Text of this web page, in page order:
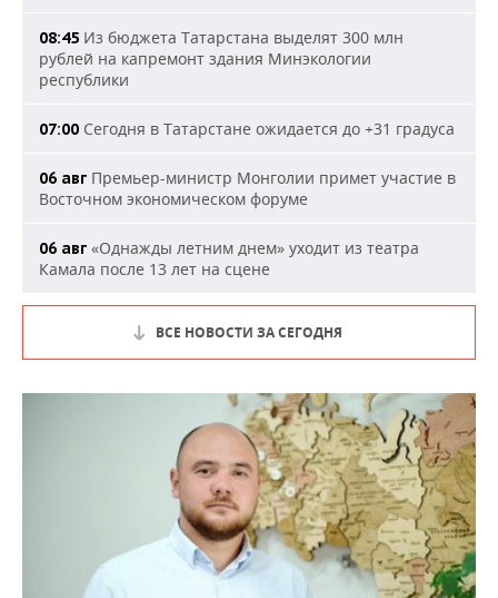
08:45 Из бюджета Татарстана выделят 300 млн
рублей на капремонт здания Минэкологии
республики
07:00 Сегодня в Татарстане ожидается до +31 градуса
06 авг Премьер-министр Монголии примет участие в
Восточном экономическом форуме
06 авг «Однажды летним днем» уходит из театра
Камала после 13 лет на сцене
ВСЕ НОВОСТИ ЗА СЕГОДНЯ